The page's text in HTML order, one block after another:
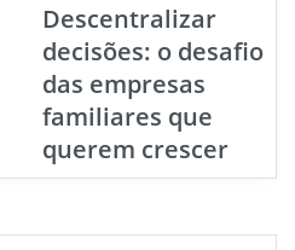
Descentralizar
decisões: o desafio
das empresas
familiares que
querem crescer